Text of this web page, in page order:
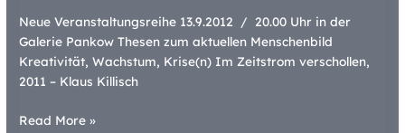
Neue Veranstaltungsreihe 13.9.2012 / 20.00 Uhr in der
Galerie Pankow Thesen zum aktuellen Menschenbild
Kreativität, Wachstum, Krise(n) Im Zeitstrom verschollen,
2011 – Klaus Killisch
Kreativität
Read More »